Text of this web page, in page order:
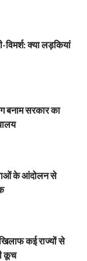
विमर्श: क्या लड़कियां
बनाम सरकार का
के आंदोलन से
कई राज्यों से
कूच